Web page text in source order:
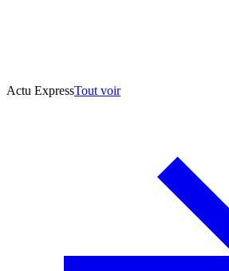
Actu ExpressTout voir